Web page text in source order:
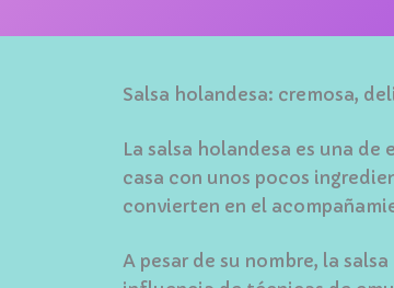
Salsa holandesa: cremosa,
La salsa holandesa es una
casa con unos pocos
convierten en el
A pesar de su nombre, la